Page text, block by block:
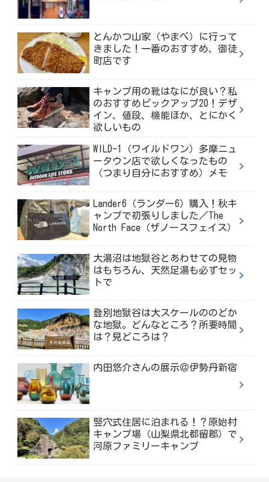
とんかつ山家（やまべ）に行って
きました！一番のおすすめ、御徒
町店です
キャンプ用の靴はなにが良い？私
のおすすめピックアップ20！デザ
イン、値段、機能ほか、とにかく
欲しいもの
WILD-1（ワイルドワン）多摩ニュ
ータウン店で欲しくなったもの
（つまり自分におすすめ）メモ
Lander6（ランダー6）購入！秋キ
ャンプで初張りしました／The
North Face（ザノースフェイス）
大湯沼は地獄谷とあわせての見物
はもちろん、天然足湯も必ずセッ
トで
登別地獄谷は大スケールののどか
な地獄。どんなところ？所要時間
は？見どころは？
内田悠介さんの展示＠伊勢丹新宿
竪穴式住居に泊まれる！？原始村
キャンプ場（山梨県北都留郡）で
河原ファミリーキャンプ